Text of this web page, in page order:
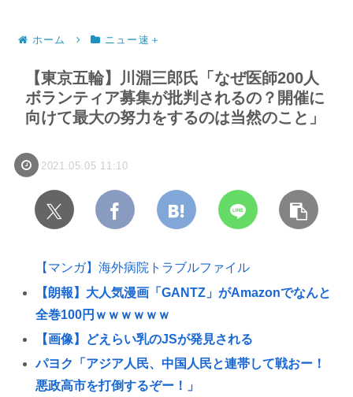
ホーム ニュー速＋
【東京五輪】川淵三郎氏「なぜ医師200人
ボランティア募集が批判されるの？開催に
向けて最大の努力をするのは当然のこと」
2021.05.05 11:10
【マンガ】海外病院トラブルファイル
【朗報】大人気漫画「GANTZ」がAmazonでなんと
全巻100円ｗｗｗｗｗｗ
【画像】どえらい乳のJSが発見される
パヨク「アジア人民、中国人民と連帯して戦おー！
悪政高市を打倒するぞー！」